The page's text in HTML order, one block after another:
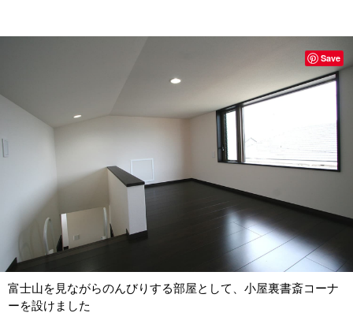
富士山を見ながらのんびりする部屋として、小屋裏書斎コーナ
ーを設けました
Save